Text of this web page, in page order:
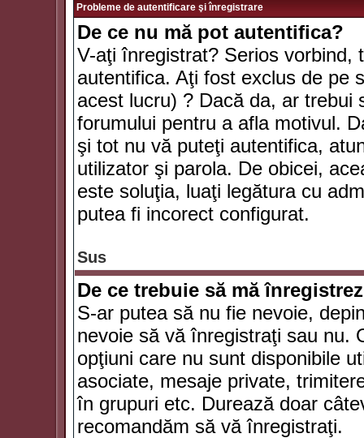
Probleme de autentificare şi înregistrare
De ce nu mă pot autentifica?
V-aţi înregistrat? Serios vorbind,
autentifica. Aţi fost exclus de pe
acest lucru) ? Dacă da, ar trebui
forumului pentru a afla motivul.
şi tot nu vă puteţi autentifica,
utilizator şi parola. De obicei,
este soluţia, luaţi legătura cu
putea fi incorect configurat.
Sus
De ce trebuie să mă
S-ar putea să nu fie nevoie,
nevoie să vă înregistraţi sau nu.
opţiuni care nu sunt disponibile
asociate, mesaje private,
în grupuri etc. Durează doar
recomandăm să vă înregistraţi.